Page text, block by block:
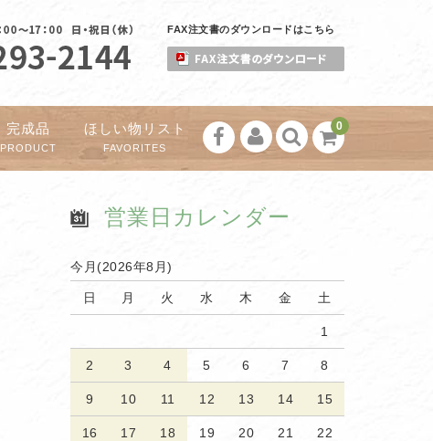
FAX注文書のダウンロードはこちら
0
完成品
PRODUCT
ほしい物リスト
FAVORITES
営業日カレンダー
今月(2026年8月)
日 月 火 水 木 金 土
1
2 3 4 5 6 7 8
9 10 11 12 13 14 15
16 17 18 19 20 21 22